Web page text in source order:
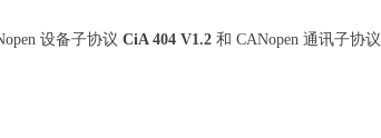
设备子协议 CiA 404 V1.2 和 CANopen 通讯子协议